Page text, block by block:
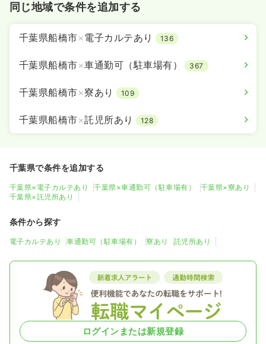
同じ地域で条件を追加する
千葉県船橋市×電子カルテあり 136
千葉県船橋市×車通勤可（駐車場有） 367
千葉県船橋市×寮あり 109
千葉県船橋市×託児所あり 128
千葉県で条件を追加する
千葉県×電子カルテあり 千葉県×車通勤可（駐車場有）
千葉県×寮あり
千葉県×託児所あり
条件から探す
電子カルテあり 車通勤可（駐車場有） 寮あり 託児所あり
ログインまたは新規登録